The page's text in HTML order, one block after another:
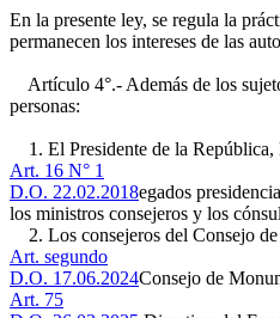
En la presente ley, se regula la
permanecen los intereses de las
Artículo 4°.- Además de los
personas:
1. El Presidente de la República,
Art. 16 N° 1
D.O. 22.02.2018egados
los ministros consejeros y los
2. Los consejeros del Consejo
Art. segundo
D.O. 17.06.2024Consejo de
Art. 75